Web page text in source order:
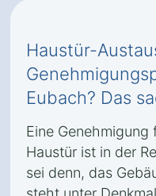
Haustür-
Eubach? Das
Eine
Haustür ist in der
sei denn, das